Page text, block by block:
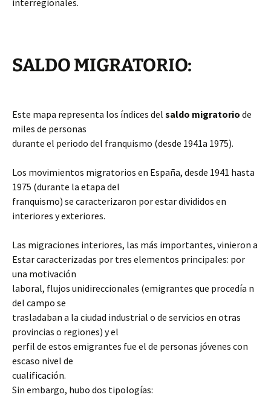
interregionales.
SALDO MIGRATORIO:
Este mapa representa los índices del saldo migratorio de
miles de personas
durante el periodo del franquismo (desde 1941a 1975).
Los movimientos migratorios en España, desde 1941 hasta
1975 (durante la etapa del
franquismo) se caracterizaron por estar divididos en
interiores y exteriores.
Las migraciones interiores, las más importantes, vinieron a
Estar caracterizadas por tres elementos principales: por
una motivación
laboral, flujos unidireccionales (emigrantes que procedía n
del campo se
trasladaban a la ciudad industrial o de servicios en otras
provincias o regiones) y el
perfil de estos emigrantes fue el de personas jóvenes con
escaso nivel de
cualificación.
Sin embargo, hubo dos tipologías: